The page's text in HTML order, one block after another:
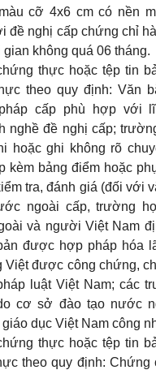
cỡ 4x6 cm có nền
đề nghị cấp chứng chỉ
không quá 06 tháng.
thực hoặc tệp tin
theo quy định: Văn
cấp phù hợp với
nghề đề nghị cấp;
hoặc ghi không rõ
kèm bảng điểm hoặc
tra, đánh giá (đối với
ngoài cấp, trường
và người Việt Nam
được hợp pháp hóa
Việt được công chứng,
luật Việt Nam; các
cơ sở đào tạo nước
dục Việt Nam công
thực hoặc tệp tin
theo quy định: Chứng